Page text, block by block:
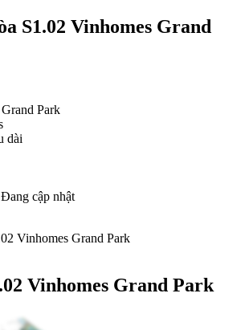
S1.02 Vinhomes Grand
Park
dài
Đang cập nhật
Vinhomes Grand Park
Vinhomes Grand Park